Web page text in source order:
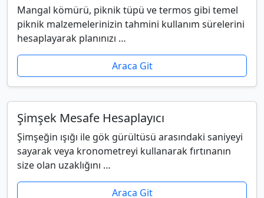
Mangal kömürü, piknik tüpü ve termos gibi temel
piknik malzemelerinizin tahmini kullanım sürelerini
hesaplayarak planınızı …
Araca Git
Şimşek Mesafe Hesaplayıcı
Şimşeğin ışığı ile gök gürültüsü arasındaki saniyeyi
sayarak veya kronometreyi kullanarak fırtınanın
size olan uzaklığını …
Araca Git